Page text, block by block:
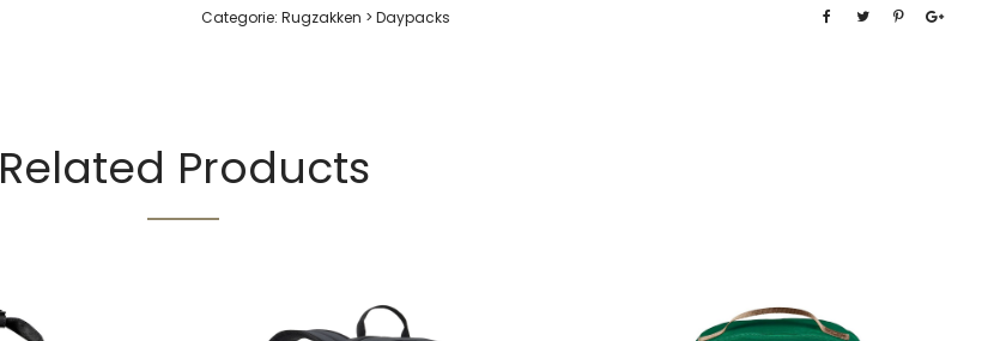
Categorie: Rugzakken > Daypacks
Related Products